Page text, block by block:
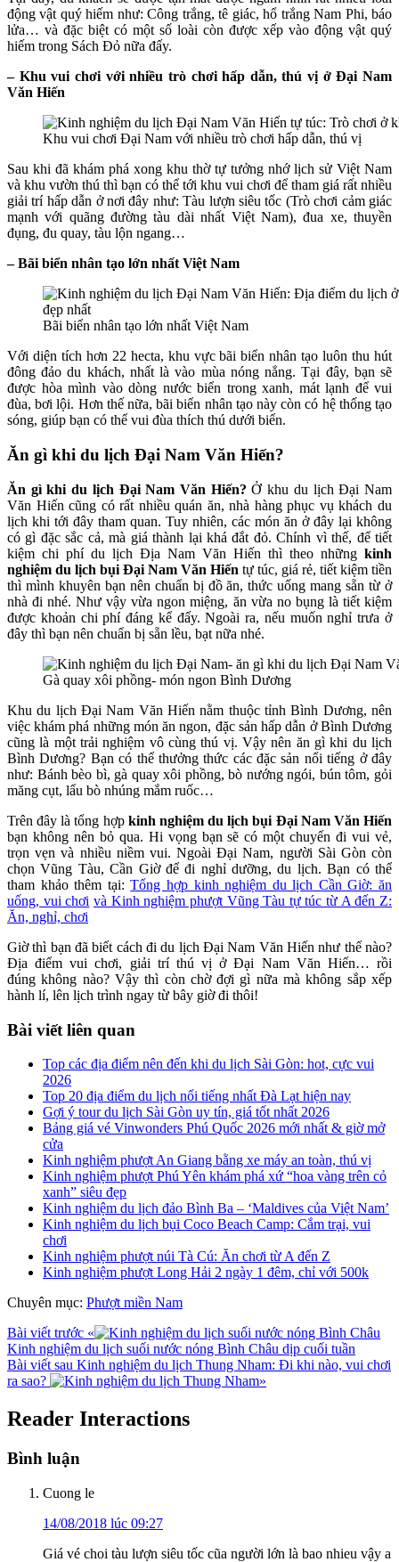
động vật quý hiếm như: Công trắng, tê giác, hổ trắng Nam Phi, báo
lửa… và đặc biệt có một số loài còn được xếp vào động vật quý
hiếm trong Sách Đỏ nữa đấy.
– Khu vui chơi với nhiều trò chơi hấp dẫn, thú vị ở Đại Nam
Văn Hiến
Khu vui chơi Đại Nam với nhiều trò chơi hấp dẫn, thú vị
Sau khi đã khám phá xong khu thờ tự tưởng nhớ lịch sử Việt Nam
và khu vườn thú thì bạn có thể tới khu vui chơi để tham giá rất nhiều
giải trí hấp dẫn ở nơi đây như: Tàu lượn siêu tốc (Trò chơi cảm giác
mạnh với quãng đường tàu dài nhất Việt Nam), đua xe, thuyền
đụng, đu quay, tàu lộn ngang…
– Bãi biển nhân tạo lớn nhất Việt Nam
Bãi biển nhân tạo lớn nhất Việt Nam
Với diện tích hơn 22 hecta, khu vực bãi biển nhân tạo luôn thu hút
đông đảo du khách, nhất là vào mùa nóng nắng. Tại đây, bạn sẽ
được hòa mình vào dòng nước biển trong xanh, mát lạnh để vui
đùa, bơi lội. Hơn thế nữa, bãi biển nhân tạo này còn có hệ thống tạo
sóng, giúp bạn có thể vui đùa thích thú dưới biển.
Ăn gì khi du lịch Đại Nam Văn Hiến?
Ăn gì khi du lịch Đại Nam Văn Hiến? Ở khu du lịch Đại Nam
Văn Hiến cũng có rất nhiều quán ăn, nhà hàng phục vụ khách du
lịch khi tới đây tham quan. Tuy nhiên, các món ăn ở đây lại không
có gì đặc sắc cả, mà giá thành lại khá đắt đỏ. Chính vì thế, để tiết
kiệm chi phí du lịch Địa Nam Văn Hiến thì theo những kinh
nghiệm du lịch bụi Đại Nam Văn Hiến tự túc, giá rẻ, tiết kiệm tiền
thì mình khuyên bạn nên chuẩn bị đồ ăn, thức uống mang sẵn từ ở
nhà đi nhé. Như vậy vừa ngon miệng, ăn vừa no bụng là tiết kiệm
được khoản chi phí đáng kể đấy. Ngoài ra, nếu muốn nghỉ trưa ở
đây thì bạn nên chuẩn bị sẵn lều, bạt nữa nhé.
Gà quay xôi phồng- món ngon Bình Dương
Khu du lịch Đại Nam Văn Hiến nằm thuộc tỉnh Bình Dương, nên
việc khám phá những món ăn ngon, đặc sản hấp dẫn ở Bình Dương
cũng là một trải nghiệm vô cùng thú vị. Vậy nên ăn gì khi du lịch
Bình Dương? Bạn có thể thưởng thức các đặc sản nổi tiếng ở đây
như: Bánh bèo bì, gà quay xôi phồng, bò nướng ngói, bún tôm, gỏi
măng cụt, lẩu bò nhúng mắm ruốc…
Trên đây là tổng hợp kinh nghiệm du lịch bụi Đại Nam Văn Hiến
bạn không nên bỏ qua. Hi vọng bạn sẽ có một chuyến đi vui vẻ,
trọn vẹn và nhiều niềm vui. Ngoài Đại Nam, người Sài Gòn còn
chọn Vũng Tàu, Cần Giờ để đi nghỉ dưỡng, du lịch. Bạn có thể
tham khảo thêm tại:Tổng hợp kinh nghiệm du lịch Cần Giờ: ăn
uống, vui chơi và Kinh nghiệm phượt Vũng Tàu tự túc từ A đến Z:
Ăn, nghỉ, chơi
Giờ thì bạn đã biết cách đi du lịch Đại Nam Văn Hiến như thế nào?
Địa điểm vui chơi, giải trí thú vị ở Đại Nam Văn Hiến… rồi
đúng không nào? Vậy thì còn chờ đợi gì nữa mà không sắp xếp
hành lí, lên lịch trình ngay từ bây giờ đi thôi!
Bài viết liên quan
Top các địa điểm nên đến khi du lịch Sài Gòn: hot, cực vui
2026
Top 20 địa điểm du lịch nổi tiếng nhất Đà Lạt hiện nay
Gợi ý tour du lịch Sài Gòn uy tín, giá tốt nhất 2026
Bảng giá vé Vinwonders Phú Quốc 2026 mới nhất & giờ mở
cửa
Kinh nghiệm phượt An Giang bằng xe máy an toàn, thú vị
Kinh nghiệm phượt Phú Yên khám phá xứ “hoa vàng trên cỏ
xanh” siêu đẹp
Kinh nghiệm du lịch đảo Bình Ba – ‘Maldives của Việt Nam’
Kinh nghiệm du lịch bụi Coco Beach Camp: Cắm trại, vui
chơi
Kinh nghiệm phượt núi Tà Cú: Ăn chơi từ A đến Z
Kinh nghiệm phượt Long Hải 2 ngày 1 đêm, chỉ với 500k
Chuyên mục: Phượt miền Nam
Bài viết trước «
Kinh nghiệm du lịch suối nước nóng Bình Châu dịp cuối tuần
Bài viết sau Kinh nghiệm du lịch Thung Nham: Đi khi nào, vui chơi
ra sao?
»
Reader Interactions
Bình luận
Cuong le
14/08/2018 lúc 09:27
Giá vé choi tàu lượn siêu tốc cũa người lớn là bao nhieu vậy a